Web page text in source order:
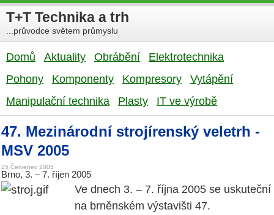
T+T Technika a trh
...průvodce světem průmyslu
Domů Aktuality Obrábění
Elektrotechnika
Pohony
Komponenty Kompresory
Vytápění
Manipulační technika
Plasty IT ve výrobě
47. Mezinárodní strojírenský veletrh -
MSV 2005
25 Červenec 2005
Brno, 3. – 7. říjen 2005
Ve dnech 3. – 7. října 2005 se uskuteční
na brněnském výstavišti 47.